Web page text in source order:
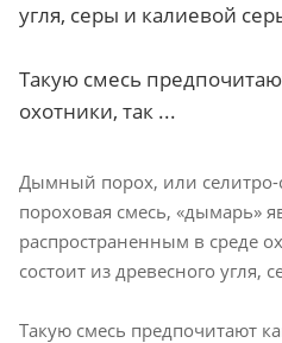
угля, серы и калиевой
Такую смесь
охотники, так ...
Дымный порох, или селитро-
пороховая смесь, «дымарь»
распространенным в среде
состоит из древесного угля,
Такую смесь предпочитают